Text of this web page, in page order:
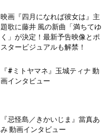
映画『四月になれば彼女は』主
題歌に藤井 風の新曲「満ちてゆ
く」が決定！最新予告映像とポ
スタービジュアルも解禁！
『#ミトヤマネ』玉城ティナ 動
画インタビュー
『忌怪島／きかいじま』當真あ
み 動画インタビュー